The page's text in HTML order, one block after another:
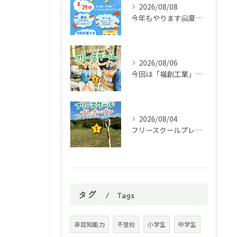
2026/08/08
今年もやります🤗夏祭り🌈
2026/08/06
今回は「福創工業」様へ企業訪問に行ってきました！🏭✨
2026/08/04
フリースクールプレオープン①
タグ Tags
非認知能力 不登校 小学生 中学生